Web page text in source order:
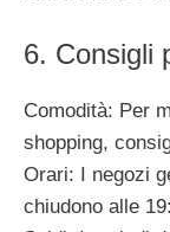
6. Consigli
Comodità: Per
shopping,
Orari: I negozi
chiudono alle